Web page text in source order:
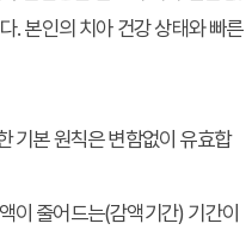
. 본인의 치아 건강 상태와 빠른
기본 원칙은 변함없이 유효합
이 줄어드는(감액기간) 기간이